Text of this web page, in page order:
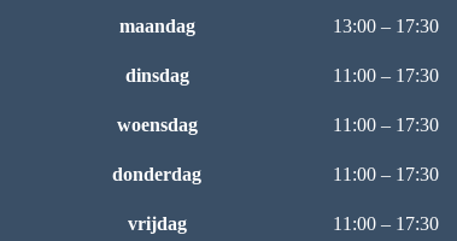
maandag 13:00 – 17:30
dinsdag 11:00 – 17:30
woensdag 11:00 – 17:30
donderdag 11:00 – 17:30
vrijdag 11:00 – 17:30